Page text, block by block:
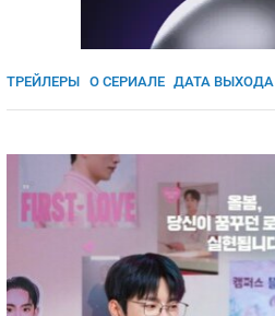
ФРАНЦИЯ
ТРЕЙЛЕРЫ О СЕРИАЛЕ ДАТА ВЫХОДА